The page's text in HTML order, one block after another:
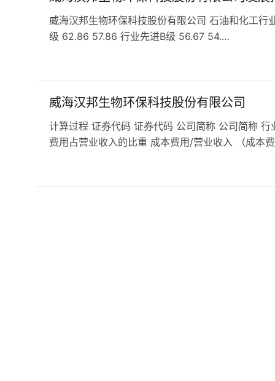
威海汉邦生物环保科技股份有限公司 石油和化工
级 62.86 57.86 行业先进B级 56.67 54.…
威海汉邦生物环保科技股份有限公司
计算过程 证券代码 证券代码 公司简称 公司简称
费用占营业收入的比重 成本费用/营业收入 （成本